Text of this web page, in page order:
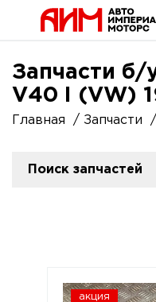
Запчасти б/
V40 I (VW)
Главная Запчасти
Поиск запчастей
акция